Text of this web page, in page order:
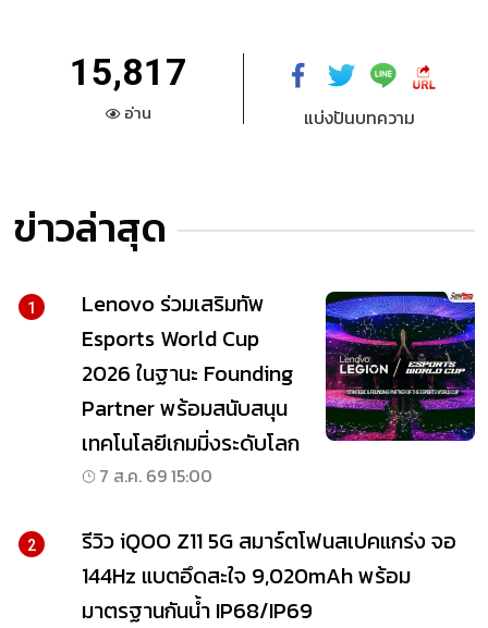
15,817
อ่าน แบ่งปันบทความ
ข่าวล่าสุด
1
Lenovo ร่วมเสริมทัพ
Esports World Cup
2026 ในฐานะ Founding
Partner พร้อมสนับสนุน
เทคโนโลยีเกมมิ่งระดับโลก
7 ส.ค. 69 15:00
2
รีวิว iQOO Z11 5G สมาร์ตโฟนสเปคแกร่ง จอ
144Hz แบตอึดสะใจ 9,020mAh พร้อม
มาตรฐานกันน้ำ IP68/IP69